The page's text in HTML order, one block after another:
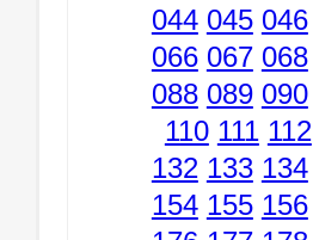
044 045 046
066 067 068
088 089 090
110 111 112
132 133 134
154 155 156